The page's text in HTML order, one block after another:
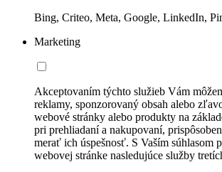
Bing, Criteo, Meta, Google, LinkedIn,
Marketing
Akceptovaním týchto služieb Vám
reklamy, sponzorovaný obsah alebo
webové stránky alebo produkty na
pri prehliadaní a nakupovaní,
merať ich úspešnosť. S Vaším súhlasom
webovej stránke nasledujúce služby